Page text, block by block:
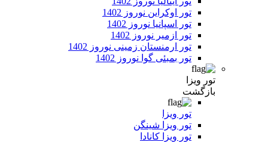
تور اوکراین نوروز 1402
تور اسپانیا نوروز 1402
تور ازمیر نوروز 1402
تور ارمنستان زمینی نوروز 1402
تور بمبئی گوا نوروز 1402
تور ویزا
بازگشت
تور ویزا
تور ویزا شینگن
تور ویزا کانادا